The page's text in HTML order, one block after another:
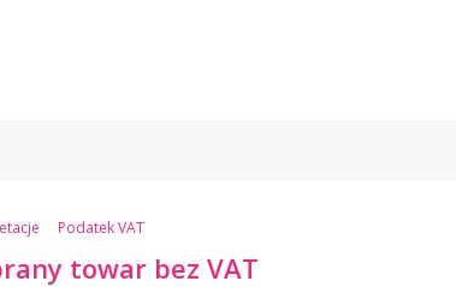
Podatek VAT
towar bez VAT